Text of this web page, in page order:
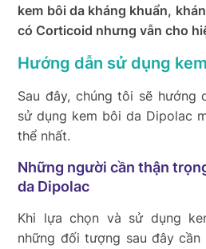
kem bôi da kháng khuẩn,
có Corticoid nhưng vẫn cho
Hướng dẫn sử dụng
Sau đây, chúng tôi sẽ hướng
sử dụng kem bôi da Dipolac
thể nhất.
Những người cần thận
da Dipolac
Khi lựa chọn và sử dụng
những đối tượng sau đây